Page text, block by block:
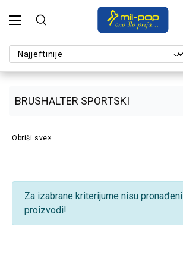
BRUSHALTER SPORTSKI
Obriši sve
Za izabrane kriterijume nisu pronađeni
proizvodi!